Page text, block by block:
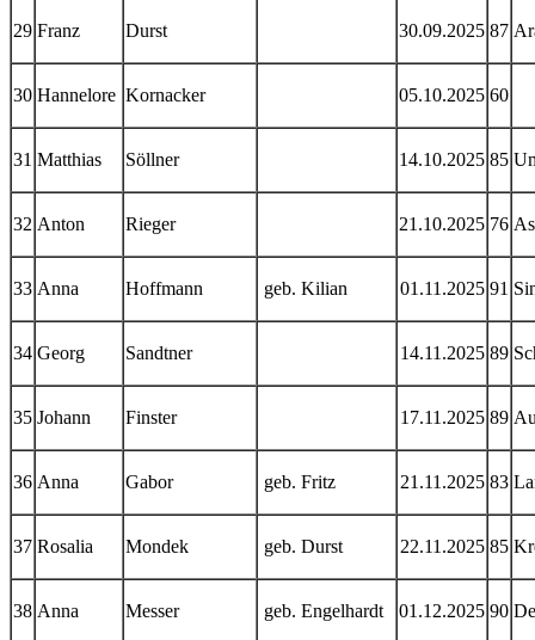
29 Franz Durst 30.09.2025 87
30 Hannelore Kornacker 05.10.2025 60
31 Matthias Söllner 14.10.2025 85
32 Anton Rieger 21.10.2025 76
33 Anna Hoffmann geb. Kilian 01.11.2025 91
34 Georg Sandtner 14.11.2025 89
35 Johann Finster 17.11.2025 89
36 Anna Gabor geb. Fritz 21.11.2025 83
37 Rosalia Mondek geb. Durst 22.11.2025 85
38 Anna Messer geb. Engelhardt 01.12.2025 90